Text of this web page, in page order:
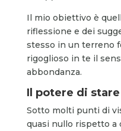
Il mio obiettivo è
riflessione e dei
stesso in un terreno
rigoglioso in te il
abbondanza.
Il potere di
Sotto molti punti di
quasi nullo rispetto a